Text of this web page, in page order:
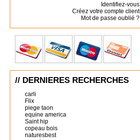
Identifiez-vous
Créez votre compte client
Mot de passe oublié ?
// DERNIERES RECHERCHES
carli
Flix
piege taon
equine america
Saint hip
copeau bois
naturesbest